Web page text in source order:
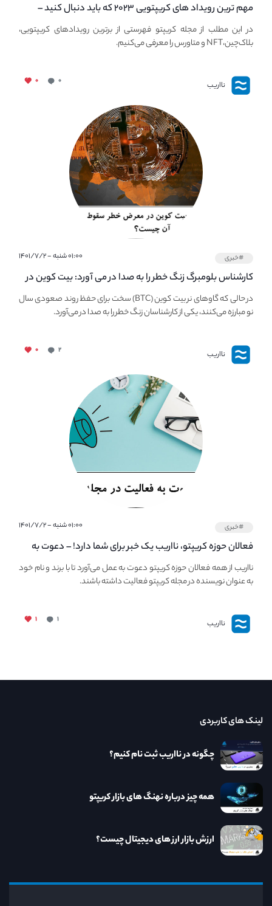
مهم ترین رویداد های کریپتویی ۲۰۲۳ که باید دنبال کنید –
معرفی بهترین رویداد های جهانی
در این مطلب از مجله کریپتو فهرستی از برترین رویدادهای کریپتویی،
بلاک‌چین،NFT و متاورس را معرفی می‌کنیم.
نااریب ۰ ۰
#خبری ۰۱:۰۰ شنبه - ۱۴۰۱/۷/۲
کارشناس بلومبرگ زنگ خطر را به صدا در می آورد: بیت کوین در
معرض خطر سقوط بزرگ است - دلیل آن چیست؟در حالی که گاوهای نر بیت کوین (BTC) سخت برای حفظ روند صعودی سال
نو مبارزه می‌کنند، یکی از کارشناسان زنگ خطر را به صدا در می‌آورد.
نااریب ۲ ۰
#خبری ۰۱:۰۰ شنبه - ۱۴۰۱/۷/۲
فعالان حوزه کریپتو، نااریب یک خبر برای شما دارد! – دعوت به
فعالیت در مجله کریپتو
نااریب از همه فعالان حوزه کریپتو دعوت به عمل می‌آورد تا با برند و نام خود
به عنوان نویسنده در مجله کریپتو فعالیت داشته باشند.
نااریب ۱ ۱
لینک های کاربردی
چگونه در نااریب ثبت نام کنیم؟
همه چیز درباره نهنگ های بازار کریپتو
ارزش بازار ارز های دیجیتال چیست؟